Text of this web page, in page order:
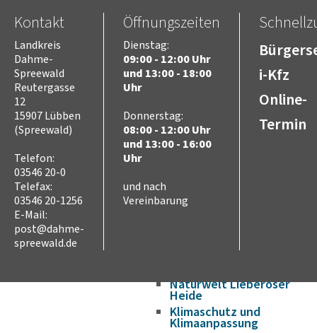
Verkehr und Mobilität
Straßennetz
ÖPNV
Flughafen
Umwelt
Tierschutz (Tierhaltung
Abfall
Naturwelt Lieberoser
Heide
Klimaschutz und
Klimaanpassung
Kontakt
Landkreis
Dahme-
Spreewald
Reutergasse
12
15907 Lübben
(Spreewald)
Telefon:
03546 20-0
Telefax:
03546 20-1256
E-Mail:
post@dahme-
spreewald.de
Öffnungszeiten
Dienstag:
09:00 - 12:00 Uhr
und 13:00 - 18:00
Uhr
Donnerstag:
08:00 - 12:00 Uhr
und 13:00 - 16:00
Uhr
und nach
Vereinbarung
i-Kfz
Online-
Termin